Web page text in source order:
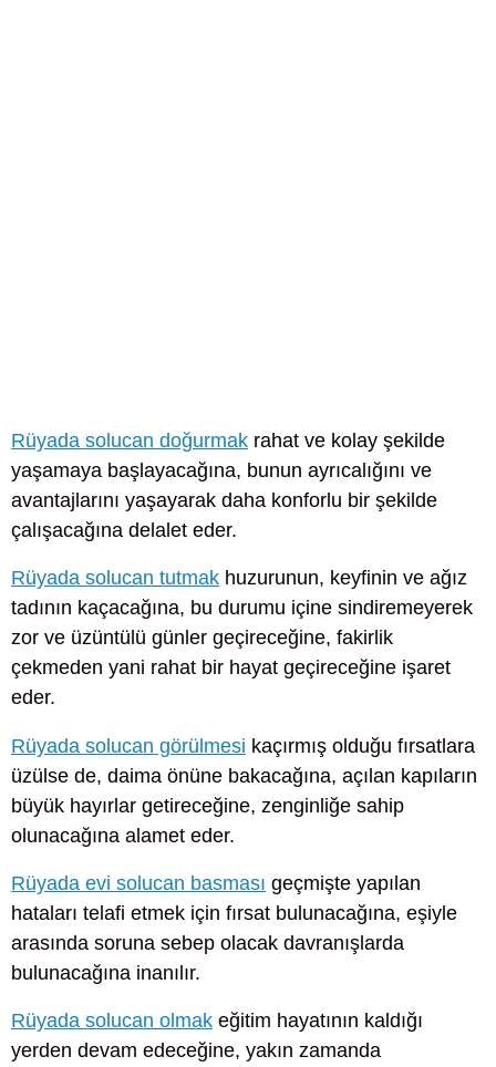
Rüyada solucan doğurmak rahat ve kolay şekilde
yaşamaya başlayacağına, bunun ayrıcalığını ve
avantajlarını yaşayarak daha konforlu bir şekilde
çalışacağına delalet eder.
Rüyada solucan tutmak huzurunun, keyfinin ve ağız
tadının kaçacağına, bu durumu içine sindiremeyerek
zor ve üzüntülü günler geçireceğine, fakirlik
çekmeden yani rahat bir hayat geçireceğine işaret
eder.
Rüyada solucan görülmesi kaçırmış olduğu fırsatlara
üzülse de, daima önüne bakacağına, açılan kapıların
büyük hayırlar getireceğine, zenginliğe sahip
olunacağına alamet eder.
Rüyada evi solucan basması geçmişte yapılan
hataları telafi etmek için fırsat bulunacağına, eşiyle
arasında soruna sebep olacak davranışlarda
bulunacağına inanılır.
Rüyada solucan olmak eğitim hayatının kaldığı
yerden devam edeceğine, yakın zamanda